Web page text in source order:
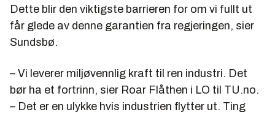
Dette blir den viktigste barrieren for om vi fullt ut
får glede av denne garantien fra regjeringen, sier
Sundsbø.
– Vi leverer miljøvennlig kraft til ren industri. Det
bør ha et fortrinn, sier Roar Flåthen i LO til TU.no.
– Det er en ulykke hvis industrien flytter ut. Ting